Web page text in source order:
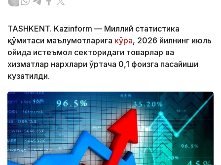
TASHKENT. Kazinform — Миллий статистика
қўмитаси маълумотларига кўра, 2026 йилнинг июль
ойида истеъмол секторидаги товарлар ва
хизматлар нархлари ўртача 0,1 фоизга пасайиши
кузатилди.